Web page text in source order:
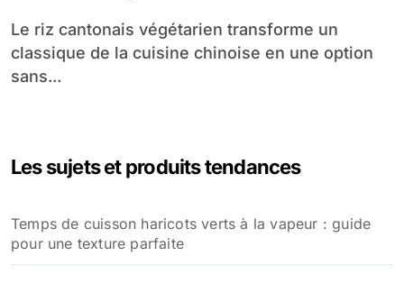
Le riz cantonais végétarien transforme un
classique de la cuisine chinoise en une option
sans...
Les sujets et produits tendances
Temps de cuisson haricots verts à la vapeur : guide
pour une texture parfaite